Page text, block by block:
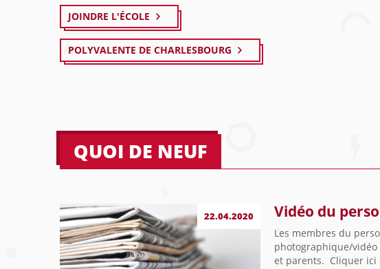
JOINDRE L'ÉCOLE
POLYVALENTE DE CHARLESBOURG
QUOI DE NEUF
22.04.2020 Vidéo du
Les membres du
photographique/vidéo
et parents. Cliquer ici